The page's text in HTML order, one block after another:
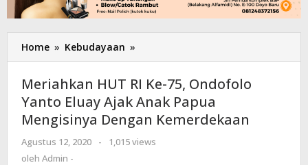
Home » Kebudayaan »
HUT
Ke-
75,
Ondofolo
Eluay
Meriahkan HUT RI Ke-75, Ondofolo
Yanto Eluay Ajak Anak Papua
Mengisinya Dengan Kemerdekaan
Agustus 12, 2020
oleh
-
1,015 views
oleh Admin -